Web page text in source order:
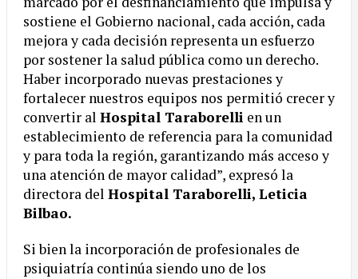
sostiene el Gobierno nacional, cada acción, cada
mejora y cada decisión representa un esfuerzo
por sostener la salud pública como un derecho.
Haber incorporado nuevas prestaciones y
fortalecer nuestros equipos nos permitió crecer y
convertir al Hospital Taraborelli en un
establecimiento de referencia para la comunidad
y para toda la región, garantizando más acceso y
una atención de mayor calidad”, expresó la
directora del Hospital Taraborelli, Leticia
Bilbao.
Si bien la incorporación de profesionales de
psiquiatría continúa siendo uno de los